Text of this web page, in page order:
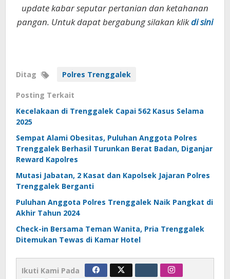
update kabar seputar pertanian dan ketahanan
pangan. Untuk dapat bergabung silakan klikdi sini
Ditag Polres Trenggalek
Posting Terkait
Kecelakaan di Trenggalek Capai 562 Kasus Selama
2025
Sempat Alami Obesitas, Puluhan Anggota Polres
Trenggalek Berhasil Turunkan Berat Badan, Diganjar
Reward Kapolres
Mutasi Jabatan, 2 Kasat dan Kapolsek Jajaran Polres
Trenggalek Berganti
Puluhan Anggota Polres Trenggalek Naik Pangkat di
Akhir Tahun 2024
Check-in Bersama Teman Wanita, Pria Trenggalek
Ditemukan Tewas di Kamar Hotel
Ikuti Kami Pada